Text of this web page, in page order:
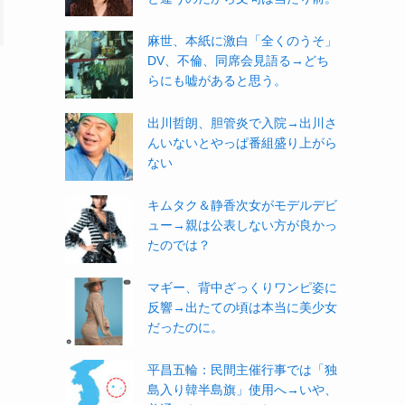
麻世、本紙に激白「全くのうそ」
DV、不倫、同席会見語る→どち
らにも嘘があると思う。
出川哲朗、胆管炎で入院→出川さ
んいないとやっぱ番組盛り上がら
ない
キムタク＆静香次女がモデルデビ
ュー→親は公表しない方が良かっ
たのでは？
マギー、背中ざっくりワンピ姿に
反響→出たての頃は本当に美少女
だったのに。
平昌五輪：民間主催行事では「独
島入り韓半島旗」使用へ→いや、